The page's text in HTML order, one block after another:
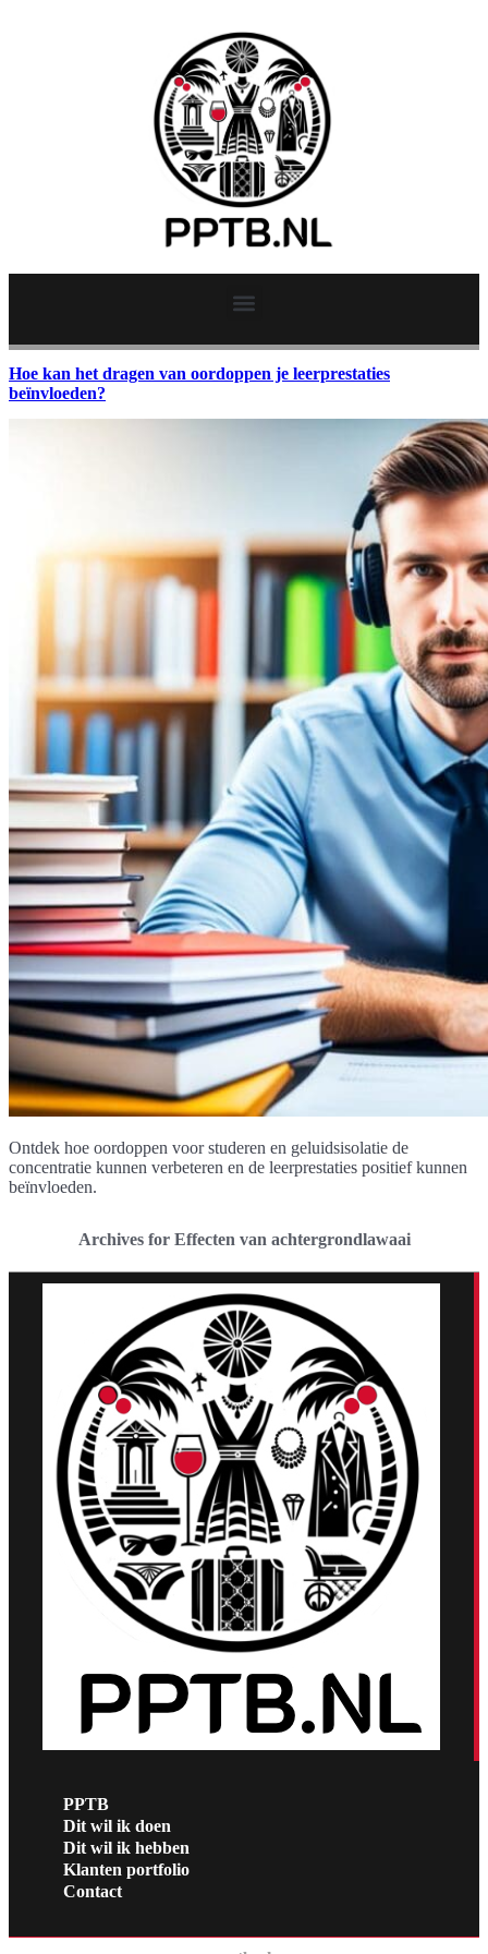
Hoe kan het dragen van oordoppen je leerprestaties
beïnvloeden?
Ontdek hoe oordoppen voor studeren en geluidsisolatie de
concentratie kunnen verbeteren en de leerprestaties positief kunnen
beïnvloeden.
Archives for Effecten van achtergrondlawaai
PPTB
Dit wil ik doen
Dit wil ik hebben
Klanten portfolio
Contact